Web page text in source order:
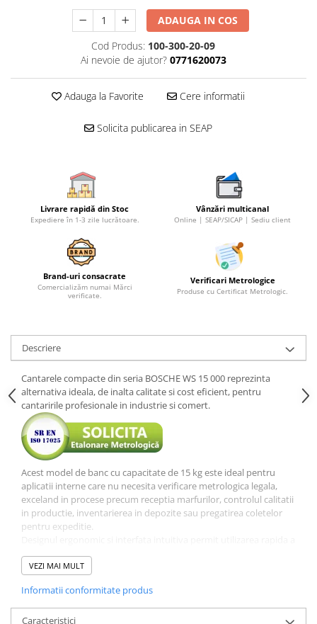
Accesorii micrometre
Ceasuri comparatoare digitale
Ceasuri comparatoare digitale de
Ceasuri comparatoare digitale de
Truse de alezaj cu ceas
comparator
Ceasuri comparatoare digitale de
Ceasuri comparatoare mecanice
de grosimi
Ceasuri comparatoare cu levier
Accesorii pentru ceasuri
comparatoare
Aparate de masura si control
Termometre si higrometre
Multimetre digitale
Telemetre laser
Umidometre
Luxmetre
Tahometre
Anemometre
ADAUGA IN COS
Cod Produs: 100-300-20-09
Ai nevoie de ajutor? 0771620073
Adauga la Favorite Cere informatii
Solicita publicarea in SEAP
Livrare rapidă din Stoc
Expediere în 1-3 zile lucrătoare.
Vânzări multicanal
Online | SEAP/SICAP | Sediu client
Brand-uri consacrate
Comercializăm numai Mărci
verificate.
Verificari Metrologice
Produse cu Certificat Metrologic.
Descriere
Cantarele compacte din seria BOSCHE WS 15 000 reprezinta
alternativa ideala, de inalta calitate si cost eficient, pentru
cantaririle profesionale in industrie si comert.
Acest model de banc cu capacitate de 15 kg este ideal pentru
aplicatii interne care nu necesita verificare metrologica legala,
exceland in procese precum receptia marfurilor, controlul calitatii
in productie, inventarierea in depozite sau pregatirea coletelor
pentru expeditie.
un asistent de incredere in activitatile zilnice de monitorizare a
Constructie robusta si protectie profesionala
Platforma din otel inoxidabil:Suprafata de cantarire de 300
x 225 mm este detasabila, facilitand procesul de curatare si
VEZI MAI MULT
Informatii conformitate produs
Caracteristici